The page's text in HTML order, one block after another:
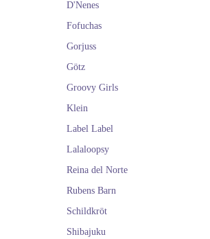
die Sie sicher gerne haben möchten. Diese
und das Lernen der Kinder. Sie werden es
lieben, mit ihnen zu spielen!
auch ohne Kleidung kaufen, um sie mit dem
unserer Website finden können, nach Belieben
Puppen von Paola Reina geliebt haben, dürfen
nicht verpassen. Sie werden die Puppen
von Paola Reina
Spanische Puppen
Paola Reina.
D'Nenes
Fofuchas
Gorjuss
Götz
Groovy Girls
Klein
Label Label
Lalaloopsy
Reina del Norte
Rubens Barn
Schildkröt
Shibajuku